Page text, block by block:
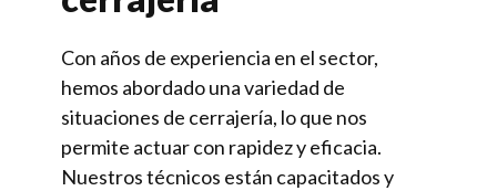
Con años de experiencia en el sector,
hemos abordado una variedad de
situaciones de cerrajería, lo que nos
permite actuar con rapidez y eficacia.
Nuestros técnicos están capacitados y